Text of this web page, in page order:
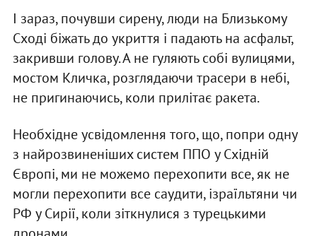
І зараз, почувши сирену, люди на Близькому
Сході біжать до укриття і падають на асфальт,
закривши голову. А не гуляють собі вулицями,
мостом Кличка, розглядаючи трасери в небі,
не пригинаючись, коли прилітає ракета.
Необхідне усвідомлення того, що, попри одну
з найрозвиненіших систем ППО у Східній
Європі, ми не можемо перехопити все, як не
могли перехопити все саудити, ізраїльтяни чи
РФ у Сирії, коли зіткнулися з турецькими